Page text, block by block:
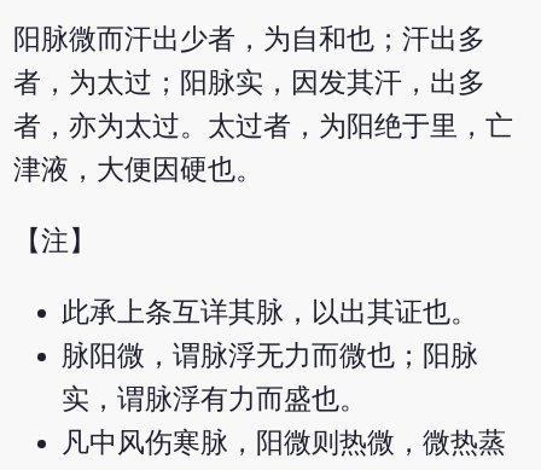
阳脉微而汗出少者，为自和也；汗出多
者，为太过；阳脉实，因发其汗，出多
者，亦为太过。太过者，为阳绝于里，亡
津液，大便因硬也。
【注】
此承上条互详其脉，以出其证也。
脉阳微，谓脉浮无力而微也；阳脉
实，谓脉浮有力而盛也。
凡中风伤寒脉，阳微则热微，微热蒸